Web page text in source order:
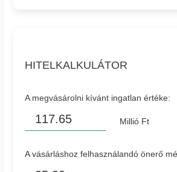
HITELKALKULÁTOR
A megvásárolni kívánt ingatlan értéke:
Millió Ft
A vásárláshoz felhasználandó önerő